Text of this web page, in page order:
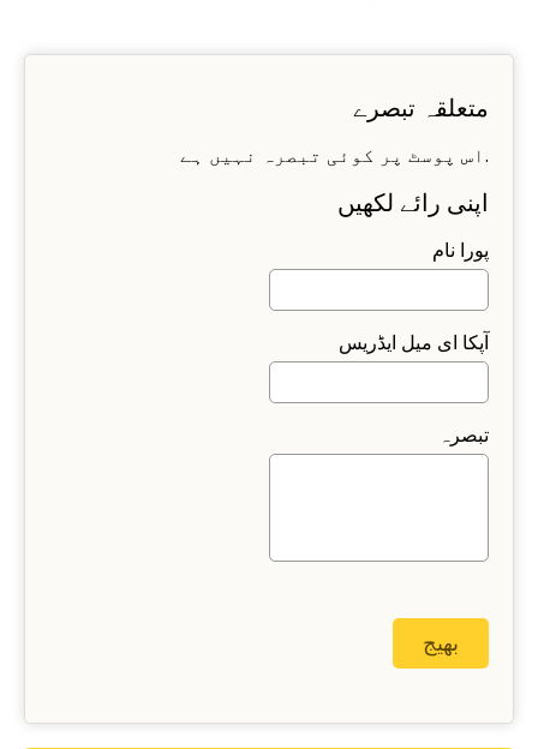
متعلقہ تبصرے
اس پوسٹ پر کوئی تبصرہ نہیں ہے.
اپنی رائے لکھیں
پورا نام
آپکا ای میل ایڈریس
تبصرہ